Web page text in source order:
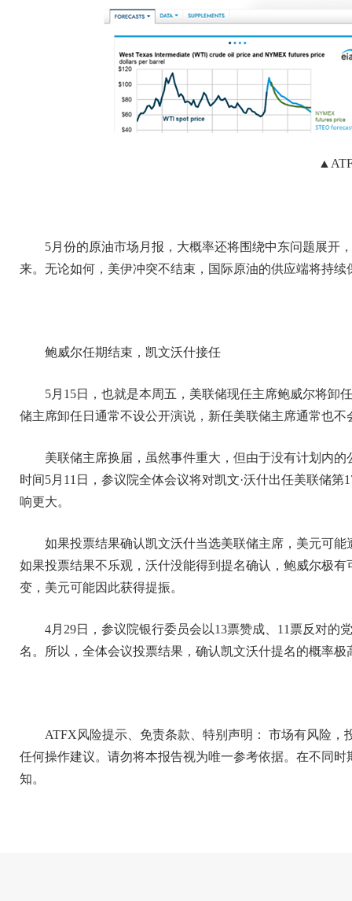
5月份的原油市场月报，大概率还将围绕中东问题展开
来。无论如何，美伊冲突不结束，国际原油的供应端将持
鲍威尔任期结束，凯文沃什接任
5月15日，也就是本周五，美联储现任主席鲍威尔将卸
储主席卸任日通常不设公开演说，新任美联储主席通常也
美联储主席换届，虽然事件重大，但由于没有计划内
时间5月11日，参议院全体会议将对凯文·沃什出任美联储
响更大。
如果投票结果确认凯文沃什当选美联储主席，美元可
如果投票结果不乐观，沃什没能得到提名确认，鲍威尔极
变，美元可能因此获得提振。
4月29日，参议院银行委员会以13票赞成、11票反对的
名。所以，全体会议投票结果，确认凯文沃什提名的概率极
ATFX风险提示、免责条款、特别声明： 市场有风险
任何操作建议。请勿将本报告视为唯一参考依据。在不同
知。